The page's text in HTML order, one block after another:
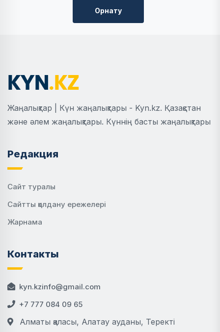
Орнату
Жаңалықтар | Күн жаңалықтары - Kyn.kz. Қазақстан
және әлем жаңалықтары. Күннің басты жаңалықтары
Редакция
Сайт туралы
Сайтты қолдану ережелері
Жарнама
Контакты
kyn.kzinfo@gmail.com
+7 777 084 09 65
Алматы қаласы, Алатау ауданы, Теректі